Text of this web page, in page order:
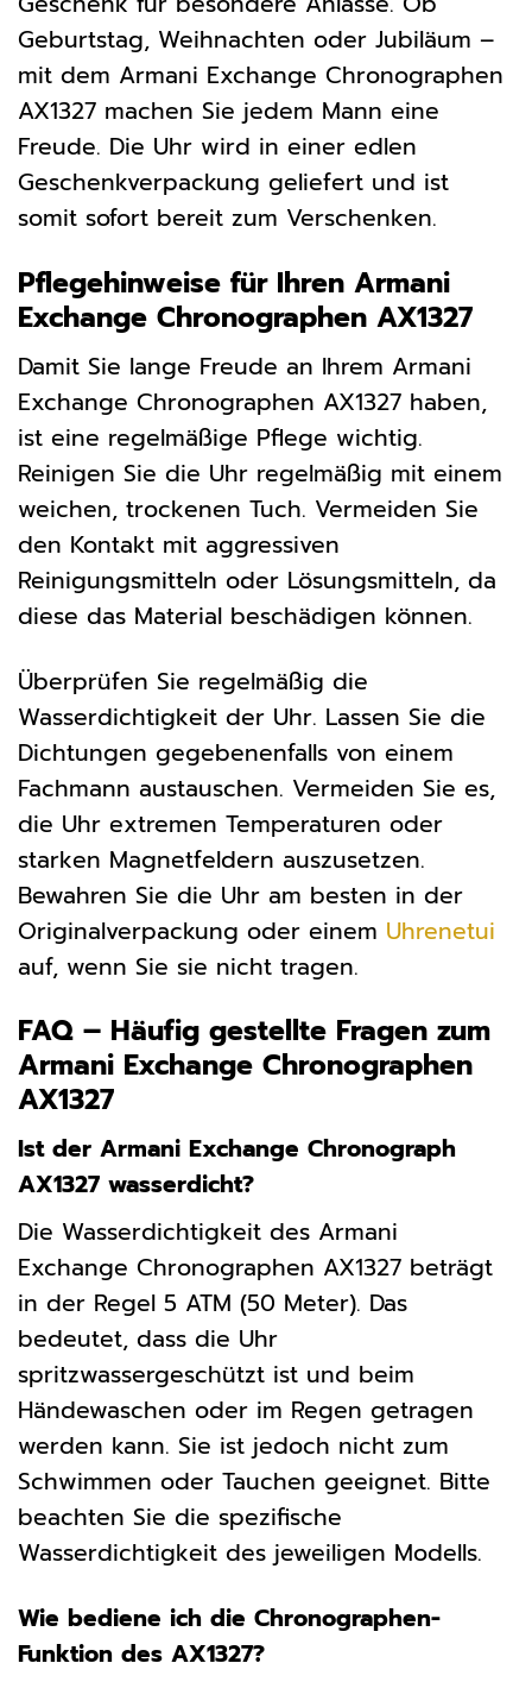
Geburtstag, Weihnachten oder Jubiläum –
mit dem Armani Exchange Chronographen
AX1327 machen Sie jedem Mann eine
Freude. Die Uhr wird in einer edlen
Geschenkverpackung geliefert und ist
somit sofort bereit zum Verschenken.
Pflegehinweise für Ihren Armani
Exchange Chronographen AX1327
Damit Sie lange Freude an Ihrem Armani
Exchange Chronographen AX1327 haben,
ist eine regelmäßige Pflege wichtig.
Reinigen Sie die Uhr regelmäßig mit einem
weichen, trockenen Tuch. Vermeiden Sie
den Kontakt mit aggressiven
Reinigungsmitteln oder Lösungsmitteln, da
diese das Material beschädigen können.
Überprüfen Sie regelmäßig die
Wasserdichtigkeit der Uhr. Lassen Sie die
Dichtungen gegebenenfalls von einem
Fachmann austauschen. Vermeiden Sie es,
die Uhr extremen Temperaturen oder
starken Magnetfeldern auszusetzen.
Bewahren Sie die Uhr am besten in der
Originalverpackung oder einem Uhrenetui
auf, wenn Sie sie nicht tragen.
FAQ – Häufig gestellte Fragen zum
Armani Exchange Chronographen
AX1327
Ist der Armani Exchange Chronograph
AX1327 wasserdicht?
Die Wasserdichtigkeit des Armani
Exchange Chronographen AX1327 beträgt
in der Regel 5 ATM (50 Meter). Das
bedeutet, dass die Uhr
spritzwassergeschützt ist und beim
Händewaschen oder im Regen getragen
werden kann. Sie ist jedoch nicht zum
Schwimmen oder Tauchen geeignet. Bitte
beachten Sie die spezifische
Wasserdichtigkeit des jeweiligen Modells.
Wie bediene ich die Chronographen-
Funktion des AX1327?